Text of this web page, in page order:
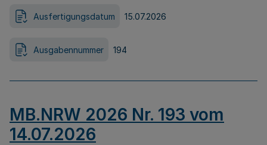
Ausfertigungsdatum 15.07.2026
Ausgabennummer 194
MB.NRW 2026 Nr. 193 vom
14.07.2026